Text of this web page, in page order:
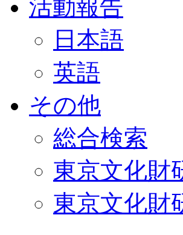
活動報告
日本語
英語
その他
総合検索
東京文化財
東京文化財